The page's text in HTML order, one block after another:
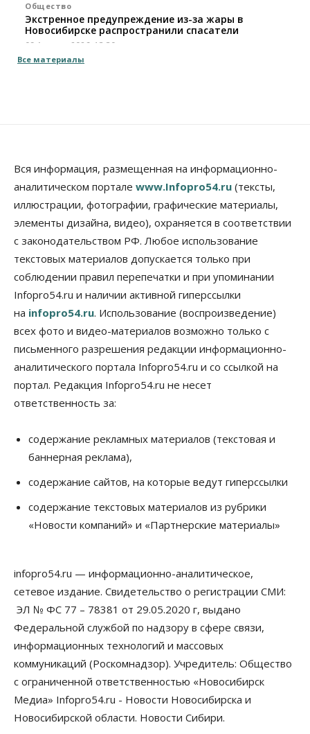
Общество
Экстренное предупреждение из-за жары в
Новосибирске распространили спасатели
09 Августа 2026, 13:30
«бронировать» со школы
Авто Общество
Не катастрофа, а стресс-тест: эксперт
новосибирской сети СТО пояснил кому можно
заливать бензин Евро‑2
09 Августа 2026, 10:00
Бизнес
Работодатели Новосибирска заявили в центры
занятости почти 32 тысячи вакансий
09 Августа 2026, 09:00
Общество
Спрос на машино-места в
Новосибирской области вырос в полтора раза
К современному юридическому образованию в
России возникает много вопросов
08 Августа 2026, 17:00
Новосибирские вузы опубликовали
приказы о зачислении на бюджетные места
08 Августа 2026, 16:00
Искусственный интеллект впервые выписал
штраф за борщевик
08 Августа 2026, 15:00
Авто
Продажи подержанных электромобилей в
Новосибирской области растут второй месяц
08 Августа 2026, 13:00
Бизнес Общество
Детские центры Новосибирска
перегибают с «педагогикой успеха», считает
Все материалы
Вся информация, размещенная на информационно-
аналитическом портале www.Infopro54.ru (тексты,
иллюстрации, фотографии, графические материалы,
элементы дизайна, видео), охраняется в соответствии
с законодательством РФ. Любое использование
текстовых материалов допускается только при
соблюдении правил перепечатки и при упоминании
Infopro54.ru и наличии активной гиперссылки
на infopro54.ru. Использование (воспроизведение)
всех фото и видео-материалов возможно только с
письменного разрешения редакции информационно-
аналитического портала Infopro54.ru и со ссылкой на
портал. Редакция Infopro54.ru не несет
ответственность за:
содержание рекламных материалов (текстовая и
баннерная реклама),
содержание сайтов, на которые ведут гиперссылки
содержание текстовых материалов из рубрики
«Новости компаний» и «Партнерские материалы»
infopro54.ru — информационно-аналитическое,
сетевое издание. Свидетельство о регистрации СМИ:
ЭЛ № ФС 77 – 78381 от 29.05.2020 г, выдано
Федеральной службой по надзору в сфере связи,
информационных технологий и массовых
коммуникаций (Роскомнадзор). Учредитель: Общество
с ограниченной ответственностью «Новосибирск
Медиа» Infopro54.ru - Новости Новосибирска и
Новосибирской области. Новости Сибири.